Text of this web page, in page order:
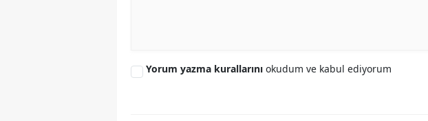
Yalova
Yorum yazma kurallarını okudum ve kabul ediyorum